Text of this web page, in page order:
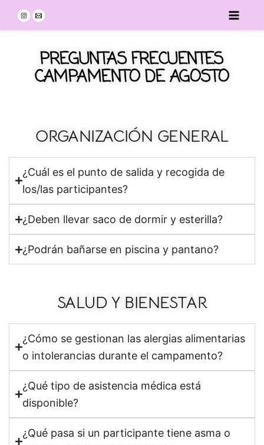
PREGUNTAS FRECUENTES
CAMPAMENTO DE AGOSTO
ORGANIZACIÓN GENERAL
¿Cuál es el punto de salida y recogida de
los/las participantes?
¿Deben llevar saco de dormir y esterilla?
¿Podrán bañarse en piscina y pantano?
SALUD Y BIENESTAR
¿Cómo se gestionan las alergias alimentarias
o intolerancias durante el campamento?
¿Qué tipo de asistencia médica está
disponible?
¿Qué pasa si un participante tiene asma o